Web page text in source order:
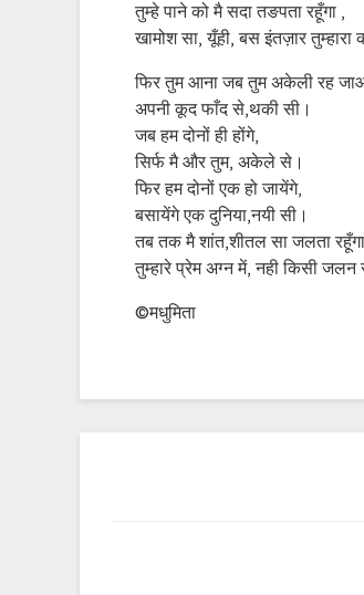
तुम्हे पाने को मै सदा तङपता रहूँगा ,
खामोश सा, यूँही, बस इंतज़ार तुम्हारा
फिर तुम आना जब तुम अकेली रह
अपनी कूद फाँद से,थकी सी।
जब हम दोनों ही होंगे,
सिर्फ मै और तुम, अकेले से।
फिर हम दोनों एक हो जायेंगे,
बसायेंगे एक दुनिया,नयी सी।
तब तक मै शांत,शीतल सा जलता
तुम्हारे प्रेम अग्न में, नही किसी
©मधुमिता